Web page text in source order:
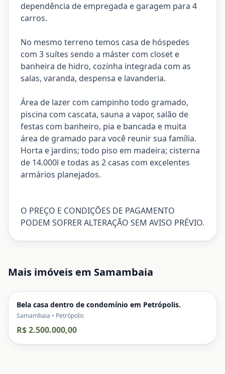
dependência de empregada e garagem para 4
carros.
No mesmo terreno temos casa de hóspedes
com 3 suítes sendo a máster com closet e
banheira de hidro, cozinha integrada com as
salas, varanda, despensa e lavanderia.
Área de lazer com campinho todo gramado,
piscina com cascata, sauna a vapor, salão de
festas com banheiro, pia e bancada e muita
área de gramado para você reunir sua família.
Horta e jardins; todo piso em madeira; cisterna
de 14.000l e todas as 2 casas com excelentes
armários planejados.
O PREÇO E CONDIÇÕES DE PAGAMENTO
PODEM SOFRER ALTERAÇÃO SEM AVISO PRÉVIO.
Mais imóveis em Samambaia
Bela casa dentro de condomínio em Petrópolis.
Samambaia • Petrópolis
R$ 2.500.000,00